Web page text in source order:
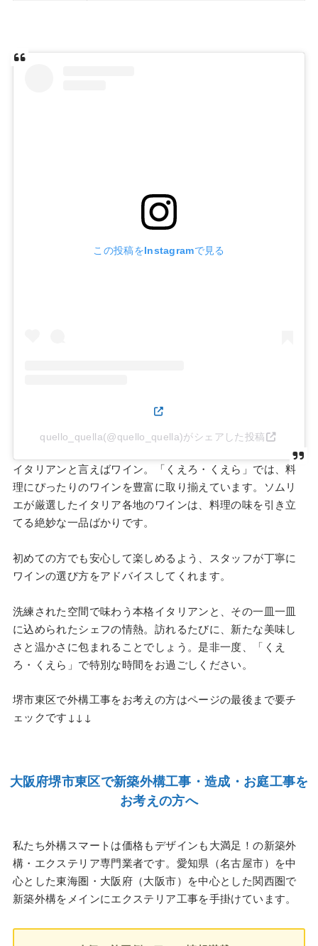
この投稿をInstagramで見る
quello_quella(@quello_quella)がシェアした投稿
イタリアンと言えばワイン。「くえろ・くえら」では、料
理にぴったりのワインを豊富に取り揃えています。ソムリ
エが厳選したイタリア各地のワインは、料理の味を引き立
てる絶妙な一品ばかりです。
初めての方でも安心して楽しめるよう、スタッフが丁寧に
ワインの選び方をアドバイスしてくれます。
洗練された空間で味わう本格イタリアンと、その一皿一皿
に込められたシェフの情熱。訪れるたびに、新たな美味し
さと温かさに包まれることでしょう。是非一度、「くえ
ろ・くえら」で特別な時間をお過ごしください。
堺市東区で外構工事をお考えの方はページの最後まで要チ
ェックです↓↓↓
大阪府堺市東区で新築外構工事・造成・お庭工事を
お考えの方へ
私たち外構スマートは価格もデザインも大満足！の新築外
構・エクステリア専門業者です。愛知県（名古屋市）を中
心とした東海圏・大阪府（大阪市）を中心とした関西圏で
新築外構をメインにエクステリア工事を手掛けています。